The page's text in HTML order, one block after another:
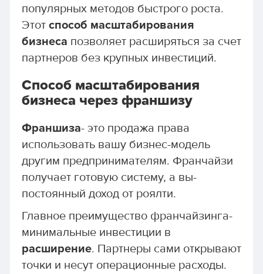
популярных методов быстрого роста.
Этот способ масштабирования
бизнеса позволяет расширяться за счет
партнеров без крупных инвестиций.
Способ масштабирования
бизнеса через франшизу
Франшиза- это продажа права
использовать вашу бизнес-модель
другим предпринимателям. Франчайзи
получает готовую систему, а вы-
постоянный доход от роялти.
Главное преимущество франчайзинга-
минимальные инвестиции в
расширение. Партнеры сами открывают
точки и несут операционные расходы.